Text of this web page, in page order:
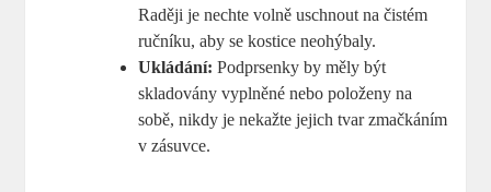
Raději je nechte volně uschnout na čistém
ručníku, aby se kostice neohýbaly.
Ukládání: Podprsenky by měly být
skladovány vyplněné nebo položeny na
sobě, nikdy je nekažte jejich tvar zmačkáním
v zásuvce.